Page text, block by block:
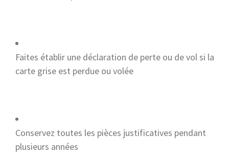
Faites établir une déclaration de perte ou de vol si la
carte grise est perdue ou volée
Conservez toutes les pièces justificatives pendant
plusieurs années